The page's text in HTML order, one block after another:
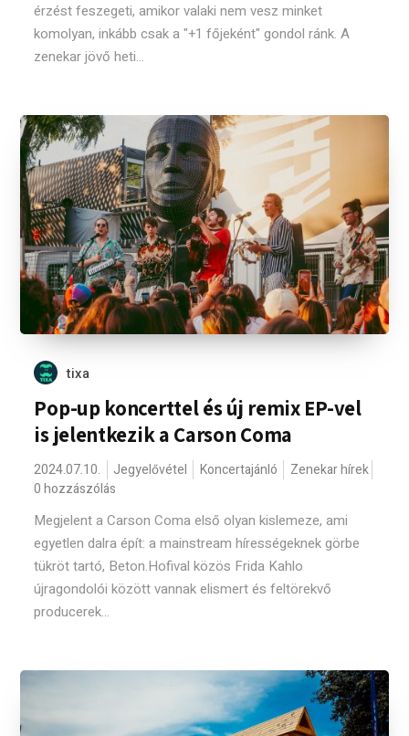
érzést feszegeti, amikor valaki nem vesz minket
komolyan, inkább csak a "+1 főjeként" gondol ránk. A
zenekar jövő heti...
tixa
Pop-up koncerttel és új remix EP-vel
is jelentkezik a Carson Coma
2024.07.10. Jegyelővétel Koncertajánló
Zenekar hírek
0 hozzászólás
Megjelent a Carson Coma első olyan kislemeze, ami
egyetlen dalra épít: a mainstream hírességeknek görbe
tükröt tartó, Beton.Hofival közös Frida Kahlo
újragondolói között vannak elismert és feltörekvő
producerek...